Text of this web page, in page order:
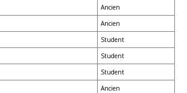
Ancien
Ancien
Student
Student
Student
Ancien